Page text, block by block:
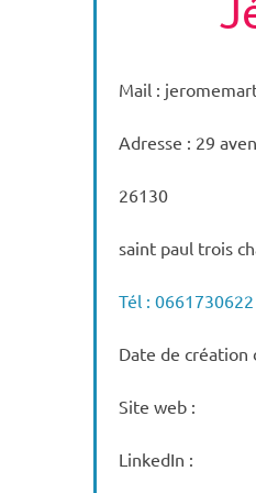
Mail :
Adresse : 29
26130
saint paul trois
Tél : 0661730622
Date de
Site web :
LinkedIn :